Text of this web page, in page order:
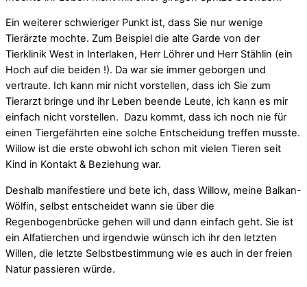
Ein weiterer schwieriger Punkt ist, dass Sie nur wenige
Tierärzte mochte. Zum Beispiel die alte Garde von der
Tierklinik West in Interlaken, Herr Löhrer und Herr Stählin (ein
Hoch auf die beiden !). Da war sie immer geborgen und
vertraute. Ich kann mir nicht vorstellen, dass ich Sie zum
Tierarzt bringe und ihr Leben beende Leute, ich kann es mir
einfach nicht vorstellen. Dazu kommt, dass ich noch nie für
einen Tiergefährten eine solche Entscheidung treffen musste.
Willow ist die erste obwohl ich schon mit vielen Tieren seit
Kind in Kontakt & Beziehung war.
Deshalb manifestiere und bete ich, dass Willow, meine Balkan-
Wölfin, selbst entscheidet wann sie über die
Regenbogenbrücke gehen will und dann einfach geht. Sie ist
ein Alfatierchen und irgendwie wünsch ich ihr den letzten
Willen, die letzte Selbstbestimmung wie es auch in der freien
Natur passieren würde.